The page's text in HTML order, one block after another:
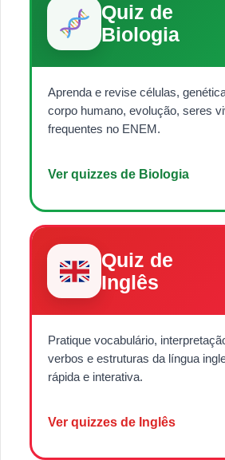
Quiz de
Biologia
Aprenda e revise células,
corpo humano, evolução, seres
frequentes no ENEM.
Ver quizzes de Biologia
Quiz de
Inglês
Pratique vocabulário,
verbos e estruturas da língua
rápida e interativa.
Ver quizzes de Inglês